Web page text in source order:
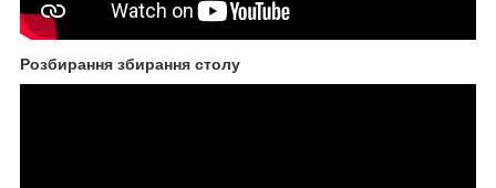
Розбирання збирання столу